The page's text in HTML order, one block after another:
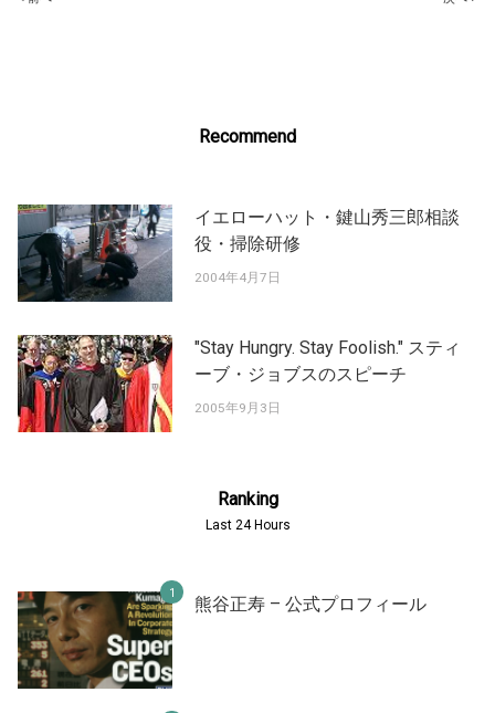
Recommend
イエローハット・鍵山秀三郎相談
役・掃除研修
2004年4月7日
"Stay Hungry. Stay Foolish." スティ
ーブ・ジョブスのスピーチ
2005年9月3日
Ranking
Last 24 Hours
熊谷正寿 – 公式プロフィール